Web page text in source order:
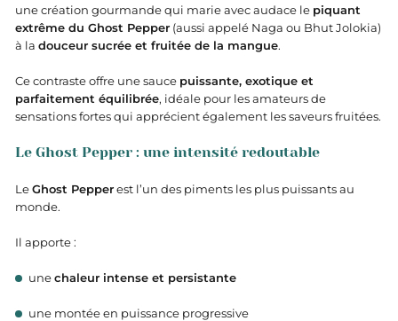
une création gourmande qui marie avec audace le piquant
extrême du Ghost Pepper (aussi appelé Naga ou Bhut Jolokia)
à la douceur sucrée et fruitée de la mangue.
Ce contraste offre une sauce puissante, exotique et
parfaitement équilibrée, idéale pour les amateurs de
sensations fortes qui apprécient également les saveurs fruitées.
Le Ghost Pepper : une intensité redoutable
LeGhost Pepperest l’un des piments les plus puissants au
monde.
Il apporte :
unechaleur intense et persistante
une montée en puissance progressive